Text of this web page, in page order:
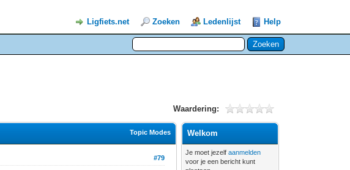
Ligfiets.net Zoeken Ledenlijst Help
Waardering:
Topic Modes
#79
Welkom
Je moet jezelfaanmelden
voor je een bericht kunt